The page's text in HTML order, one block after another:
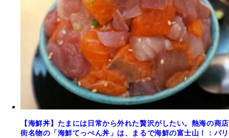
【海鮮丼】たまには日常から外れた贅沢がしたい。熱海の商店
街名物の「海鮮てっぺん丼」は、まるで海鮮の富士山！：パリ